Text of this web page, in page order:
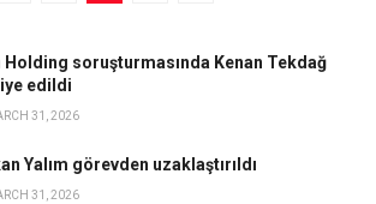
Holding soruşturmasında Kenan Tekdağ
edildi
31, 2026
Yalım görevden uzaklaştırıldı
31, 2026